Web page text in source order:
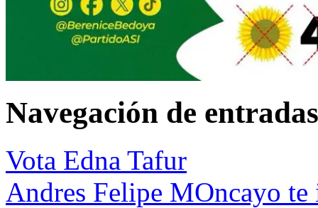
Navegación de entradas
Vota Edna Tafur
Andres Felipe MOncayo